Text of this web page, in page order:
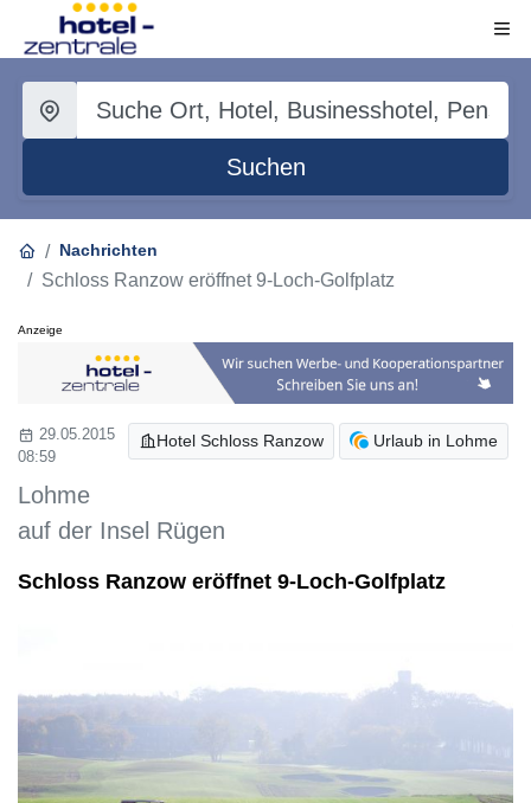
Suchen
Nachrichten
Schloss Ranzow eröffnet 9-Loch-Golfplatz
Anzeige
Hotel Schloss Ranzow Urlaub in Lohme
29.05.2015
08:59
Lohme
auf der Insel Rügen
Schloss Ranzow eröffnet 9-Loch-Golfplatz